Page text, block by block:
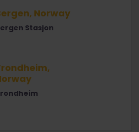
Norway
Stasjon